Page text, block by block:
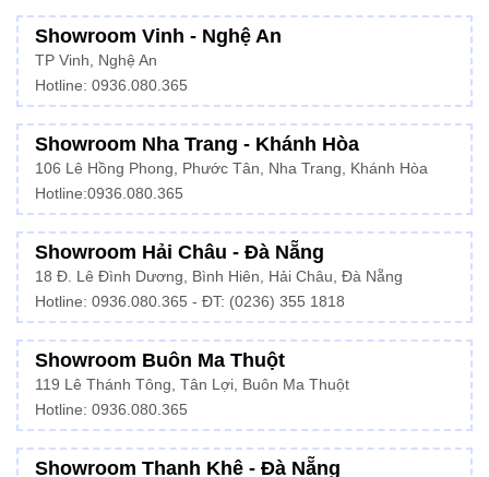
Showroom Vinh - Nghệ An
TP Vinh, Nghệ An
Hotline: 0936.080.365
Showroom Nha Trang - Khánh Hòa
106 Lê Hồng Phong, Phước Tân, Nha Trang, Khánh Hòa
Hotline:0936.080.365
Showroom Hải Châu - Đà Nẵng
18 Đ. Lê Đình Dương, Bình Hiên, Hải Châu, Đà Nẵng
Hotline: 0936.080.365 - ĐT: (0236) 355 1818
Showroom Buôn Ma Thuột
119 Lê Thánh Tông, Tân Lợi, Buôn Ma Thuột
Hotline: 0936.080.365
Showroom Thanh Khê - Đà Nẵng